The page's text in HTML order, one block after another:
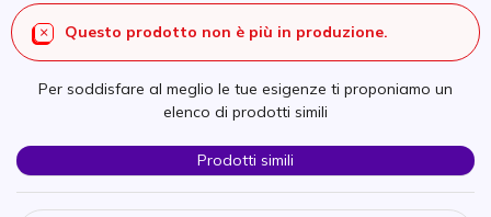
Questo prodotto non è più in produzione.
Per soddisfare al meglio le tue esigenze ti proponiamo un
elenco di prodotti simili
Prodotti simili